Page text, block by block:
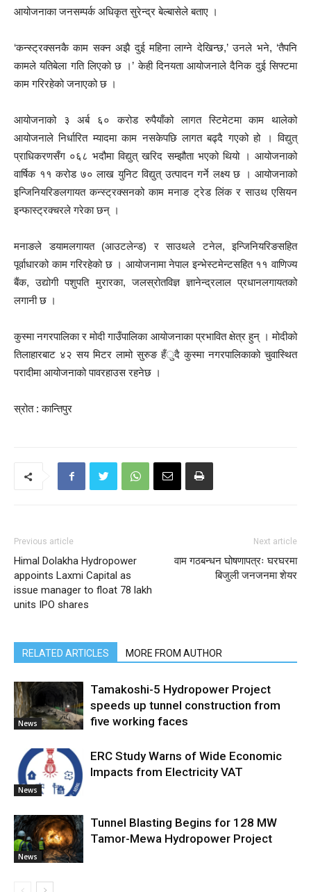
आयोजनाका जनसम्पर्क अधिकृत सुरेन्द्र बेल्बासेले बताए ।
‘कन्स्ट्रक्सनकै काम सक्न अझै दुई महिना लाग्ने देखिन्छ,’ उनले भने, ‘तैपनि
कामले यतिबेला गति लिएको छ ।’ केही दिनयता आयोजनाले दैनिक दुई सिफ्टमा
काम गरिरहेको जनाएको छ ।
आयोजनाको ३ अर्ब ६० करोड रुपैयाँको लागत स्टिमेटमा काम थालेको
आयोजनाले निर्धारित म्यादमा काम नसकेपछि लागत बढ्दै गएको हो । विद्युत्
प्राधिकरणसँग ०६८ भदौमा विद्युत् खरिद सम्झौता भएको थियो । आयोजनाको
वार्षिक ११ करोड ७० लाख युनिट विद्युत् उत्पादन गर्ने लक्ष्य छ । आयोजनाको
इन्जिनियरिङलगायत कन्स्ट्रक्सनको काम मनाङ ट्रेड लिंक र साउथ एसियन
इन्फास्ट्रक्चरले गरेका छन् ।
मनाङले डयामलगायत (आउटलेन्ड) र साउथले टनेल, इन्जिनियरिङसहित
पूर्वाधारको काम गरिरहेको छ । आयोजनामा नेपाल इन्भेस्टमेन्टसहित ११ वाणिज्य
बैंक, उद्योगी पशुपति मुरारका, जलस्रोतविज्ञ ज्ञानेन्द्रलाल प्रधानलगायतको
लगानी छ ।
कुस्मा नगरपालिका र मोदी गाउँपालिका आयोजनाका प्रभावित क्षेत्र हुन् । मोदीको
तिलाहारबाट ४२ सय मिटर लामो सुरुङ हँुदै कुस्मा नगरपालिकाको चुवास्थित
परादीमा आयोजनाको पावरहाउस रहनेछ ।
स्रोत : कान्तिपुर
Previous article
Himal Dolakha Hydropower
appoints Laxmi Capital as
issue manager to float 78 lakh
units IPO shares
Next article
वाम गठबन्धन घोषणापत्रः घरघरमा
बिजुली जनजनमा शेयर
RELATED ARTICLES MORE FROM AUTHOR
News
Tamakoshi-5 Hydropower Project
speeds up tunnel construction from
five working faces
News
ERC Study Warns of Wide Economic
Impacts from Electricity VAT
News
Tunnel Blasting Begins for 128 MW
Tamor-Mewa Hydropower Project